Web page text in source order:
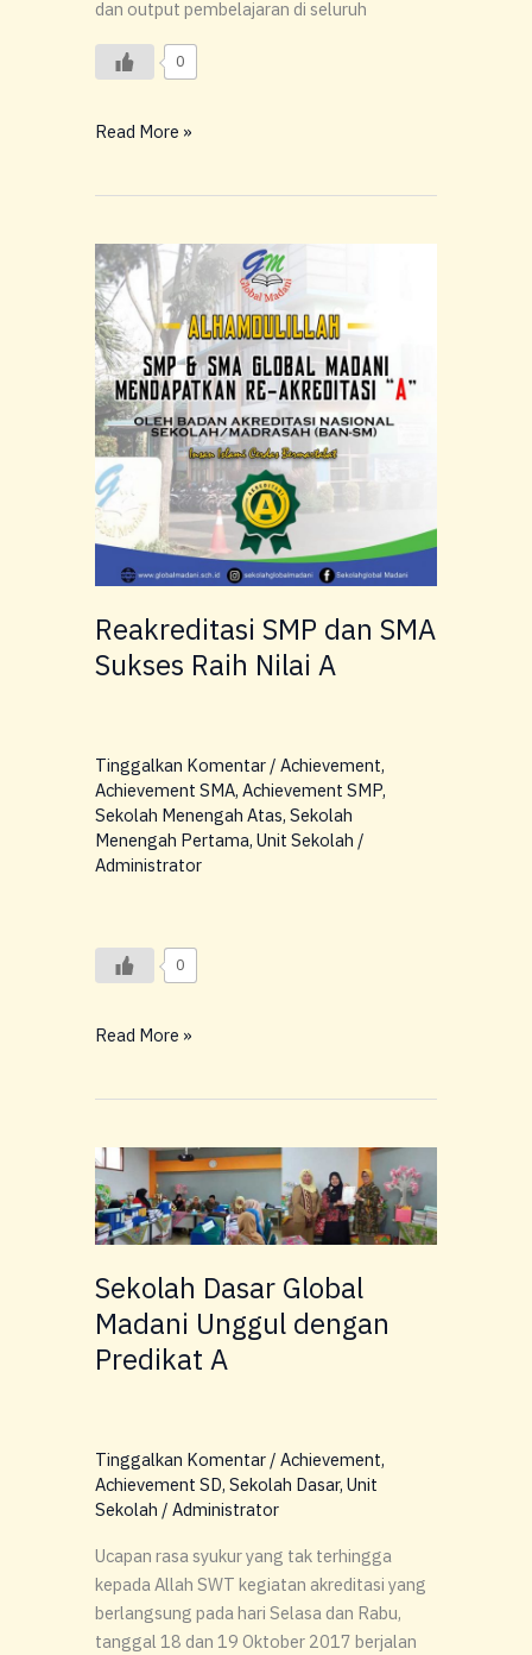
dan output pembelajaran di seluruh
0
Read More »
Reakreditasi SMP dan SMA
Sukses Raih Nilai A
Tinggalkan Komentar / Achievement,
Achievement SMA, Achievement SMP,
Sekolah Menengah Atas, Sekolah
Menengah Pertama, Unit Sekolah /
Administrator
0
Reakreditasi
SMP
dan
SMA
Sukses
Raih
Nilai
A
Read More »
Sekolah Dasar Global
Madani Unggul dengan
Predikat A
Tinggalkan Komentar / Achievement,
Achievement SD, Sekolah Dasar, Unit
Sekolah / Administrator
Ucapan rasa syukur yang tak terhingga
kepada Allah SWT kegiatan akreditasi yang
berlangsung pada hari Selasa dan Rabu,
tanggal 18 dan 19 Oktober 2017 berjalan
Sekolah
Dasar
Global
Madani
Unggul
dengan
Predikat
A